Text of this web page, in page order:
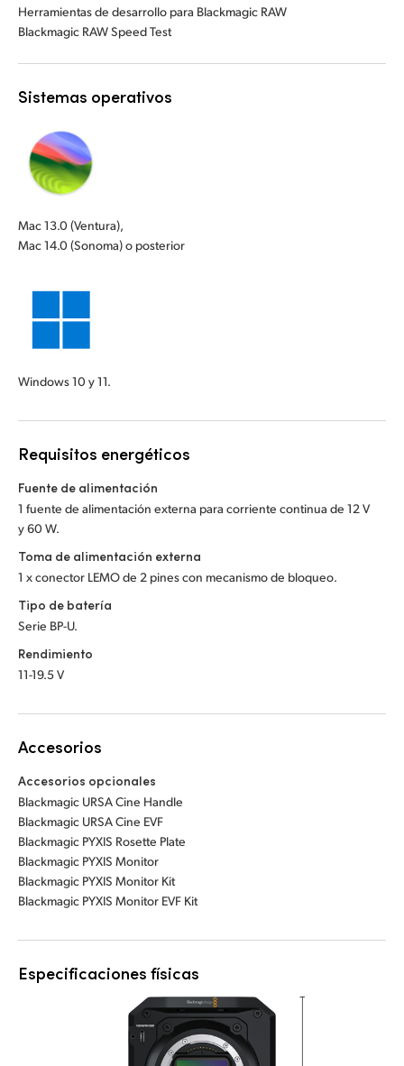
Herramientas de desarrollo para Blackmagic RAW
Blackmagic RAW Speed Test
Sistemas operativos
Mac 13.0 (Ventura),
Mac 14.0 (Sonoma) o posterior
Windows 10 y 11.
Requisitos energéticos
Fuente de alimentación
1 fuente de alimentación externa para corriente continua de 12 V
y 60 W.
Toma de alimentación externa
1 x conector LEMO de 2 pines con mecanismo de bloqueo.
Tipo de batería
Serie BP-U.
Rendimiento
11-19.5 V
Accesorios
Accesorios opcionales
Blackmagic URSA Cine Handle
Blackmagic URSA Cine EVF
Blackmagic PYXIS Rosette Plate
Blackmagic PYXIS Monitor
Blackmagic PYXIS Monitor Kit
Blackmagic PYXIS Monitor EVF Kit
Especificaciones físicas